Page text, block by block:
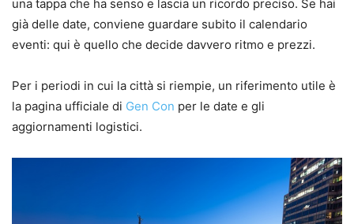
una tappa che ha senso e lascia un ricordo preciso. Se hai
già delle date, conviene guardare subito il calendario
eventi: qui è quello che decide davvero ritmo e prezzi.
Per i periodi in cui la città si riempie, un riferimento utile è
la pagina ufficiale di Gen Con per le date e gli
aggiornamenti logistici.